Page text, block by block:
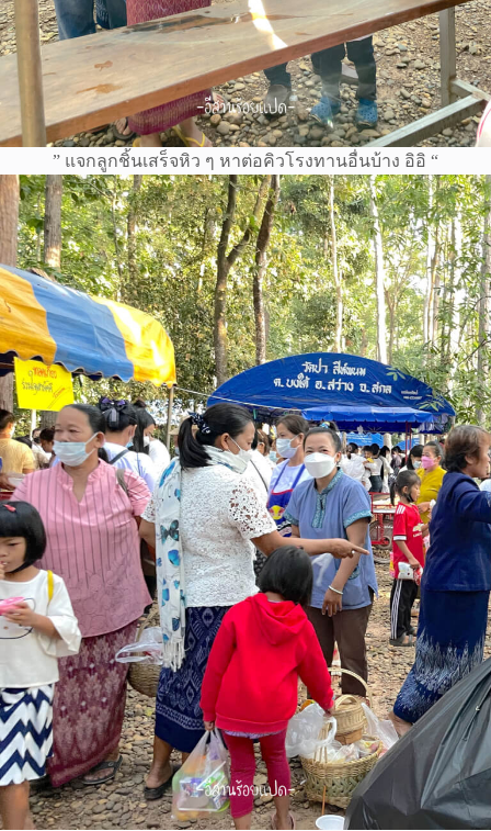
” แจกลูกชิ้นเสร็จหิว ๆ หาต่อคิวโรงทานอื่นบ้าง อิอิ “